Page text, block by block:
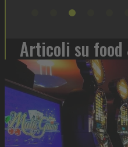
Articoli su food